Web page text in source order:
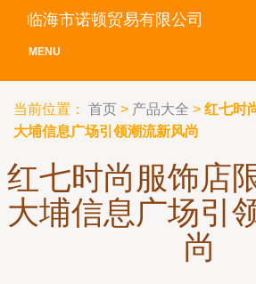
临海市诺顿贸易有限公司
MENU
当前位置： 首页 > 产品大全 > 红七时
大埔信息广场引领潮流新风尚
红七时尚服饰店
大埔信息广场引
尚